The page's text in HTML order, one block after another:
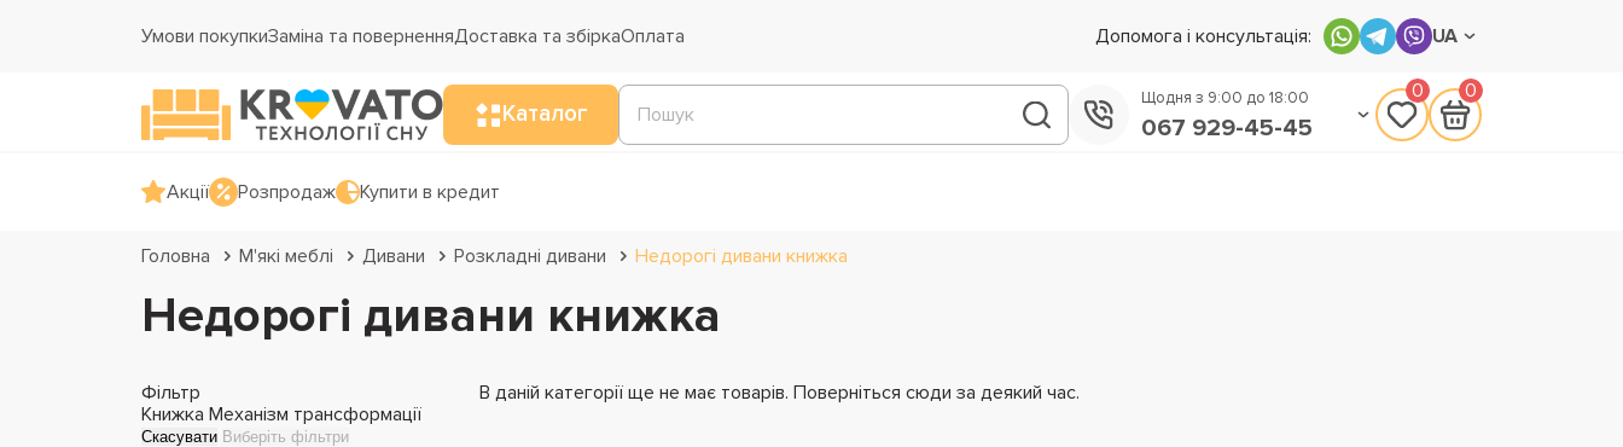
Умови покупкиЗаміна та поверненняДоставка та збіркаОплата Допомога і консультація: UA
Каталог
Щодня з 9:00 до 18:00
067 929-45-45
0 0
Акції Розпродаж Купити в кредит
Головна М'які меблі Дивани Розкладні дивани Недорогі дивани книжка
Недорогі дивани книжка
Фільтр
Книжка Механізм трансформації
Скасувати Виберіть фільтри
В даній категорії ще не має товарів. Поверніться сюди за деякий час.